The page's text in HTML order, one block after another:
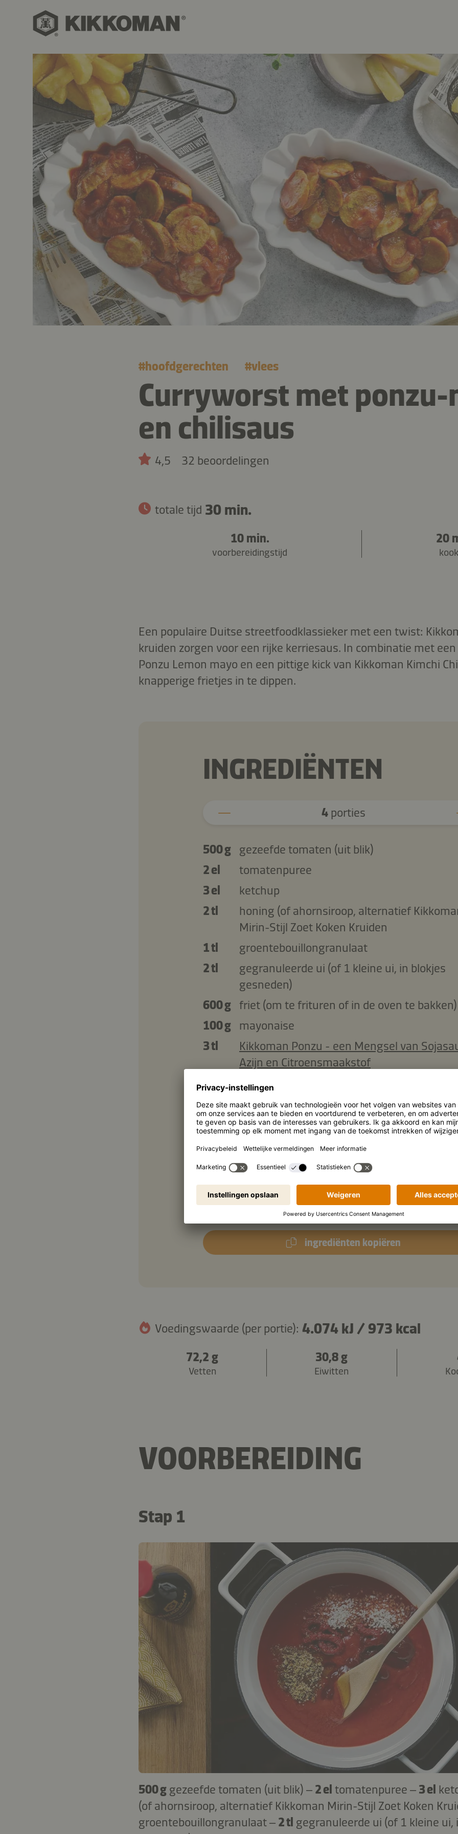
#hoofdgerechten #vlees
Curryworst met ponzu-
en chilisaus
4,5 32 beoordelingen
totale tijd 30 min.
10 min.
voorbereidingstijd
20
Een populaire Duitse streetfoodklassieker met een twist:
kruiden zorgen voor een rijke kerriesaus. In combinatie met
Ponzu Lemon mayo en een pittige kick van Kikkoman Kimchi
knapperige frietjes in te dippen.
INGREDIËNTEN
4porties
500 g gezeefde tomaten (uit blik)
2 el
tomatenpuree
3 el
ketchup
2 tl
honing (of ahornsiroop, alternatief
Mirin-Stijl Zoet Koken Kruiden
1 tl
groentebouillongranulaat
2 tl
gegranuleerde ui (of 1 kleine ui, in blokjes
gesneden)
600 g friet (om te frituren of in de oven te bakken)
100 g
mayonaise
3 tl
Kikkoman Ponzu - een Mengsel van
Azijn en Citroensmaakstof
4
braadworsten
1 tl
zonnebloemolie
4 tl
Kikkoman Natuurlijk Gebrouwen Sojasaus
1 el
kerriepoeder
1 tl
paprikapoeder
2 tl
Kikkoman Pittige Chilisaus voor Kimchi
ingrediënten kopiëren
Voedingswaarde (per portie): 4.074 kJ / 973 kcal
72,2 g
Vetten
30,8 g
Eiwitten
VOORBEREIDING
Stap 1
500 g gezeefde tomaten (uit blik) – 2 el tomatenpuree – 3 el
(of ahornsiroop, alternatief Kikkoman Mirin-Stijl Zoet Koken
groentebouillongranulaat – 2 tl gegranuleerde ui (of 1 kleine ui,